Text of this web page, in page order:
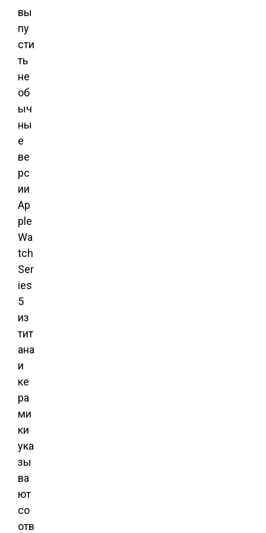
вы
пу
сти
ть
не
об
ыч
ны
е
ве
рс
ии
Ap
ple
Wa
tch
Ser
ies
5
из
тит
ана
и
ке
ра
ми
ки
ука
зы
ва
ют
со
отв